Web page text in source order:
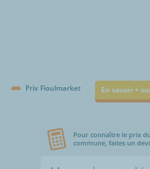
Prix Fioulmarket En savoir +
Pour connaître le prix
commune, faites un